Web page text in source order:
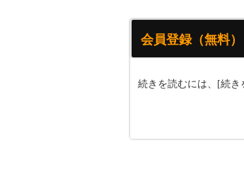
会員登録（無料）
続きを読むには、[続き